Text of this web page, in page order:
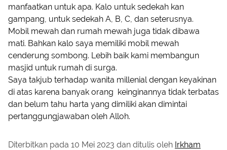
manfaatkan untuk apa. Kalo untuk sedekah kan
gampang, untuk sedekah A, B, C, dan seterusnya.
Mobil mewah dan rumah mewah juga tidak dibawa
mati. Bahkan kalo saya memiliki mobil mewah
cenderung sombong. Lebih baik kami membangun
masjid untuk rumah di surga.
Saya takjub terhadap wanita millenial dengan keyakinan
di atas karena banyak orang keinginannya tidak terbatas
dan belum tahu harta yang dimiliki akan dimintai
pertanggungjawaban oleh Alloh.
Diterbitkan pada 10 Mei 2023 dan ditulis oleh Irkham